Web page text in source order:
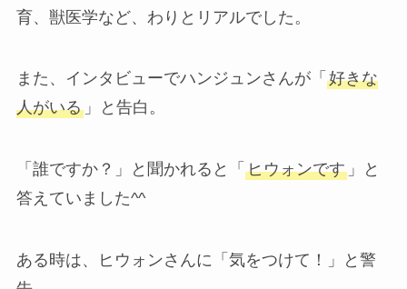
育、獣医学など、わりとリアルでした。
また、インタビューでハンジュンさんが「 好きな
人がいる」と告白。
「誰ですか？」と聞かれると「 ヒウォンです」と
答えていました^^
ある時は、ヒウォンさんに「気をつけて！」と警